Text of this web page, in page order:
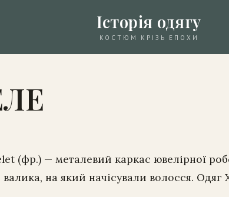
Історія одягу
КОСТЮМ КРІЗЬ ЕПОХИ
(фр.) — металевий каркас ювелірної
на який начісували волосся. Одяг